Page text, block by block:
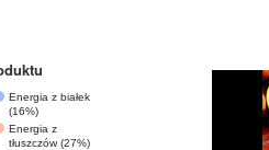
Energia z białek
(16%)
Energia z
tłuszczów (27%)